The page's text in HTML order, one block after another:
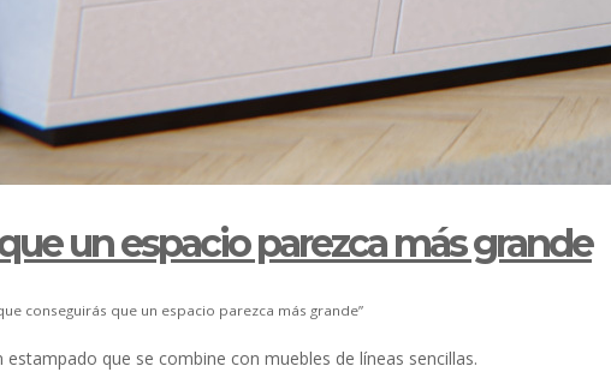
un espacio parezca más grande
conseguirás que un espacio parezca más grande”
que se combine con muebles de líneas sencillas.